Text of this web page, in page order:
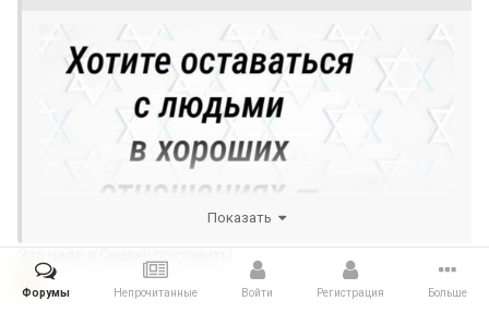
Показать
Форумы Непрочитанные Войти Регистрация Больше